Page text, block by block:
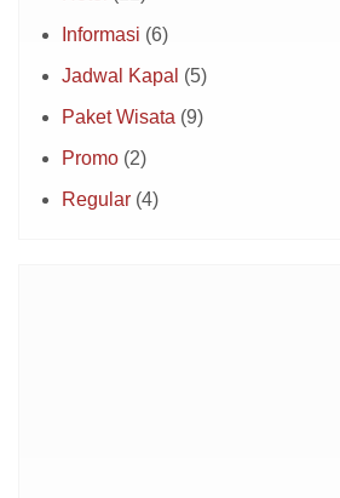
Informasi (6)
Jadwal Kapal (5)
Paket Wisata (9)
Promo (2)
Regular (4)